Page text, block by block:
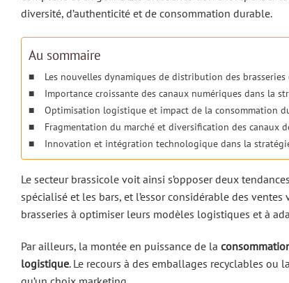
diversité, d’authenticité et de consommation durable.
Au sommaire
Les nouvelles dynamiques de distribution des brasseries
Importance croissante des canaux numériques dans la
Optimisation logistique et impact de la consommation
Fragmentation du marché et diversification des canaux
Innovation et intégration technologique dans la
Le secteur brassicole voit ainsi s’opposer deux
spécialisé et les bars, et l’essor considérable des
brasseries à optimiser leurs modèles logistiques et à
Par ailleurs, la montée en puissance de la
logistique. Le recours à des emballages recyclables